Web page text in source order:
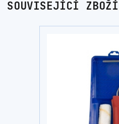
SOUVISEJÍCÍ ZBOŽÍ